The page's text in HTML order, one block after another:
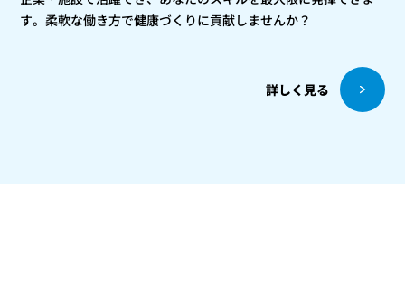
す。柔軟な働き方で健康づくりに貢献しませんか？
詳しく見る